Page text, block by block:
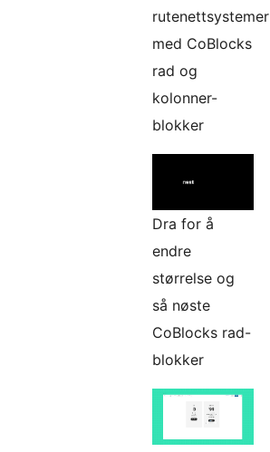
rutenettsystemer
med CoBlocks
rad og
kolonner-
blokker
Dra for å
endre
størrelse og
så nøste
CoBlocks rad-
blokker